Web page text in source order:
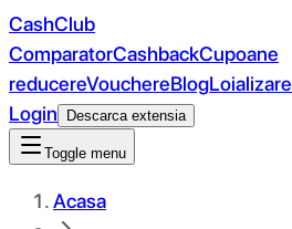
CashClub
ComparatorCashbackCupoane
reducereVouchereBlogLoializare
Login
Descarca extensia
Toggle menu
Acasa